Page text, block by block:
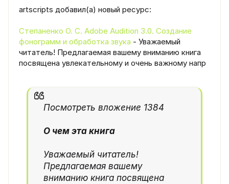
artscripts добавил(а) новый ресурс:
Степаненко О. С. Adobe Audition 3.0. Создание
фонограмм и обработка звука - Уважаемый
читатель! Предлагаемая вашему вниманию книга
посвящена увлекательному и очень важному напр
Посмотреть вложение 1384
О чем эта книга
Уважаемый читатель!
Предлагаемая вашему
вниманию книга посвящена